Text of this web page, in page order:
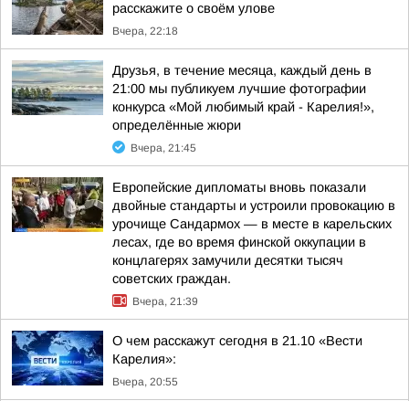
расскажите о своём улове
Вчера, 22:18
Друзья, в течение месяца, каждый день в
21:00 мы публикуем лучшие фотографии
конкурса «Мой любимый край - Карелия!»,
определённые жюри
Вчера, 21:45
Европейские дипломаты вновь показали
двойные стандарты и устроили провокацию в
урочище Сандармох — в месте в карельских
лесах, где во время финской оккупации в
концлагерях замучили десятки тысяч
советских граждан.
Вчера, 21:39
О чем расскажут сегодня в 21.10 «Вести
Карелия»:
Вчера, 20:55